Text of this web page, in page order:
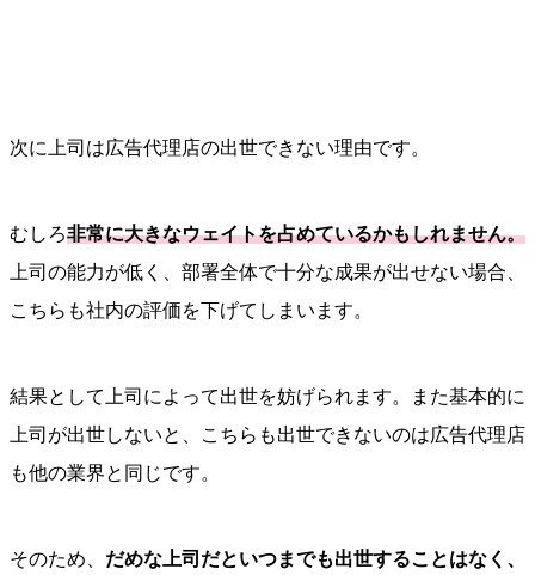
次に上司は広告代理店の出世できない理由です。
むしろ非常に大きなウェイトを占めているかもしれません。
上司の能力が低く、部署全体で十分な成果が出せない場合、
こちらも社内の評価を下げてしまいます。
結果として上司によって出世を妨げられます。また基本的に
上司が出世しないと、こちらも出世できないのは広告代理店
も他の業界と同じです。
そのため、 だめな上司だといつまでも出世することはなく、